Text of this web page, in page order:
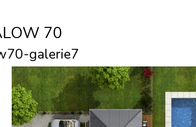
70
galerie7